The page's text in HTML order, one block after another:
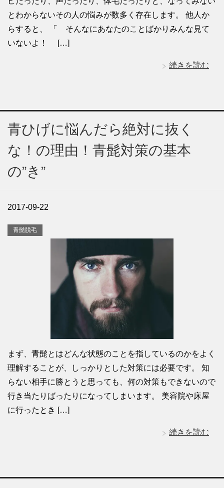
とわからないその人の悩みが数多く存在します。 他人か
らすると、 「 そんなにあなたのことばかりみんな見て
いないよ！ […]
続きを読む
青ひげに悩んだら絶対に抜く
な！の理由！青髭対策の基本
の”き”
2017-09-22
青髭脱毛
まず、青髭とはどんな状態のことを指しているのかをよく
理解することが、しっかりとした対策には必要です。 知
らない相手に勝とうと思っても、何の対策もできないので
行き当たりばったりになってしまいます。 美容院や床屋
に行ったとき […]
続きを読む